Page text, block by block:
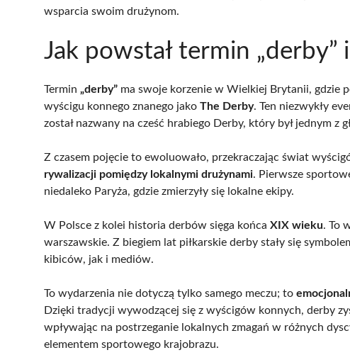
wsparcia swoim drużynom.
Jak powstał termin „derby”
Termin „derby” ma swoje korzenie w Wielkiej Brytanii, gdzie
wyścigu konnego znanego jako The Derby. Ten niezwykły
został nazwany na cześć hrabiego Derby, który był jednym z
Z czasem pojęcie to ewoluowało, przekraczając świat
rywalizacji pomiędzy lokalnymi drużynami. Pierwsze
niedaleko Paryża, gdzie zmierzyły się lokalne ekipy.
W Polsce z kolei historia derbów sięga końca XIX wieku. To
warszawskie. Z biegiem lat piłkarskie derby stały się
kibiców, jak i mediów.
To wydarzenia nie dotyczą tylko samego meczu; to
Dzięki tradycji wywodzącej się z wyścigów konnych, derby
wpływając na postrzeganie lokalnych zmagań w różnych
elementem sportowego krajobrazu.